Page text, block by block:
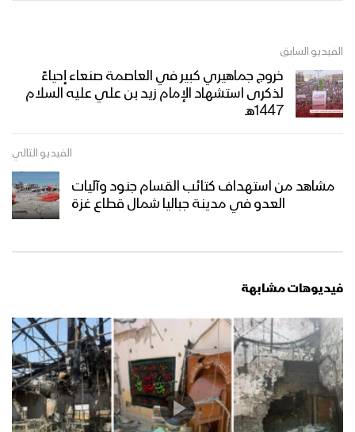
الفيديو السابق
خروج جماهيري كبير في العاصمة صنعاء إحياءً
لذكرى استشهاد الإمام زيد بن علي عليه السلام
1447هـ
الفيديو التالي
مشاهد من استهداف كتائب القسام جنود وآليات
العدو في مدينة جباليا شمال قطاع غزة
فيديوهات مشابهة